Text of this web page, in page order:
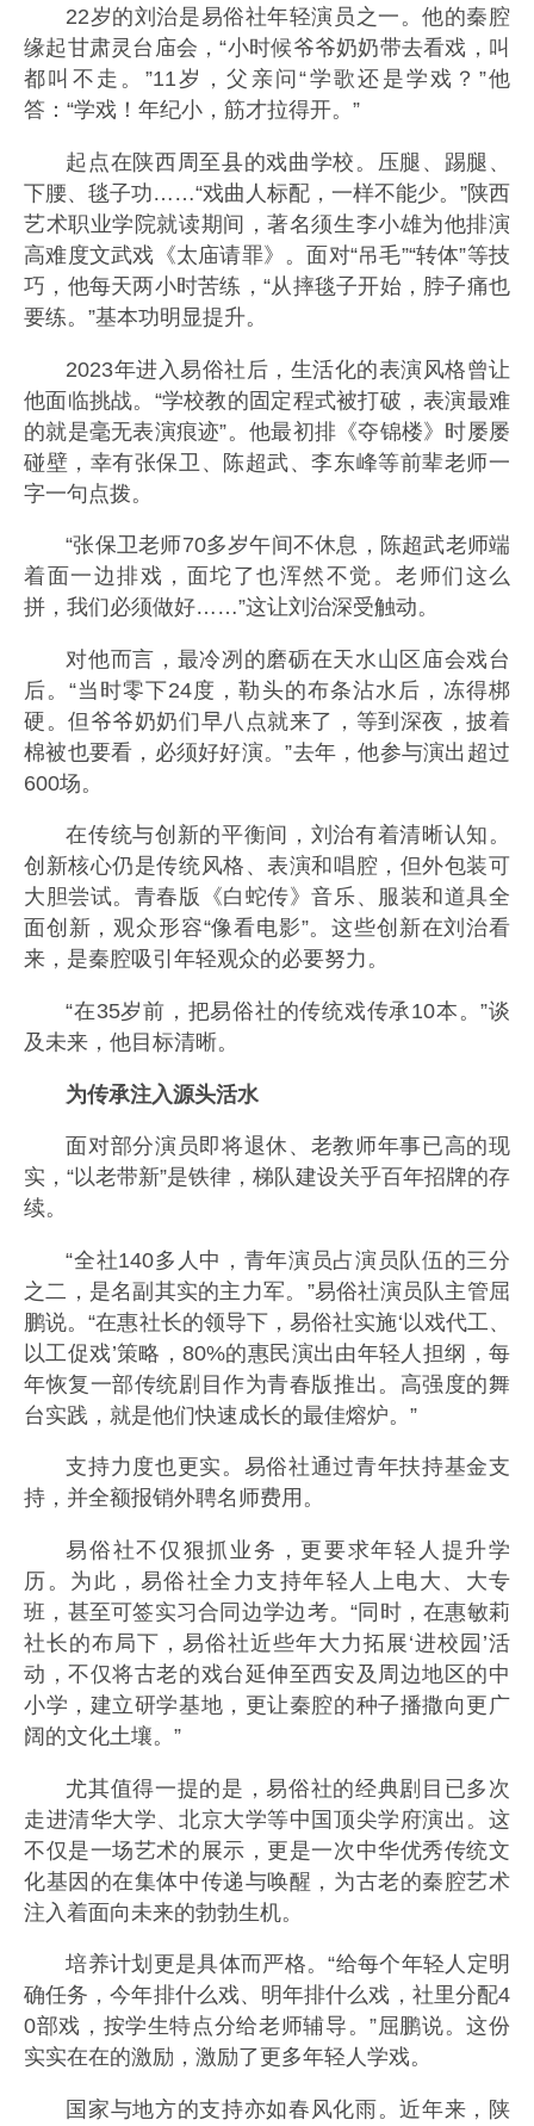
22岁的刘治是易俗社年轻演员之一。他的秦腔
缘起甘肃灵台庙会，“小时候爷爷奶奶带去看戏，叫
都叫不走。”11岁，父亲问“学歌还是学戏？”他
答：“学戏！年纪小，筋才拉得开。”
起点在陕西周至县的戏曲学校。压腿、踢腿、
下腰、毯子功……“戏曲人标配，一样不能少。”陕西
艺术职业学院就读期间，著名须生李小雄为他排演
高难度文武戏《太庙请罪》。面对“吊毛”“转体”等技
巧，他每天两小时苦练，“从摔毯子开始，脖子痛也
要练。”基本功明显提升。
2023年进入易俗社后，生活化的表演风格曾让
他面临挑战。“学校教的固定程式被打破，表演最难
的就是毫无表演痕迹”。他最初排《夺锦楼》时屡屡
碰壁，幸有张保卫、陈超武、李东峰等前辈老师一
字一句点拨。
“张保卫老师70多岁午间不休息，陈超武老师端
着面一边排戏，面坨了也浑然不觉。老师们这么
拼，我们必须做好……”这让刘治深受触动。
对他而言，最冷冽的磨砺在天水山区庙会戏台
后。“当时零下24度，勒头的布条沾水后，冻得梆
硬。但爷爷奶奶们早八点就来了，等到深夜，披着
棉被也要看，必须好好演。”去年，他参与演出超过
600场。
在传统与创新的平衡间，刘治有着清晰认知。
创新核心仍是传统风格、表演和唱腔，但外包装可
大胆尝试。青春版《白蛇传》音乐、服装和道具全
面创新，观众形容“像看电影”。这些创新在刘治看
来，是秦腔吸引年轻观众的必要努力。
“在35岁前，把易俗社的传统戏传承10本。”谈
及未来，他目标清晰。
为传承注入源头活水
面对部分演员即将退休、老教师年事已高的现
实，“以老带新”是铁律，梯队建设关乎百年招牌的存
续。
“全社140多人中，青年演员占演员队伍的三分
之二，是名副其实的主力军。”易俗社演员队主管屈
鹏说。“在惠社长的领导下，易俗社实施‘以戏代工、
以工促戏’策略，80%的惠民演出由年轻人担纲，每
年恢复一部传统剧目作为青春版推出。高强度的舞
台实践，就是他们快速成长的最佳熔炉。”
支持力度也更实。易俗社通过青年扶持基金支
持，并全额报销外聘名师费用。
易俗社不仅狠抓业务，更要求年轻人提升学
历。为此，易俗社全力支持年轻人上电大、大专
班，甚至可签实习合同边学边考。“同时，在惠敏莉
社长的布局下，易俗社近些年大力拓展‘进校园’活
动，不仅将古老的戏台延伸至西安及周边地区的中
小学，建立研学基地，更让秦腔的种子播撒向更广
阔的文化土壤。”
尤其值得一提的是，易俗社的经典剧目已多次
走进清华大学、北京大学等中国顶尖学府演出。这
不仅是一场艺术的展示，更是一次中华优秀传统文
化基因的在集体中传递与唤醒，为古老的秦腔艺术
注入着面向未来的勃勃生机。
培养计划更是具体而严格。“给每个年轻人定明
确任务，今年排什么戏、明年排什么戏，社里分配4
0部戏，按学生特点分给老师辅导。”屈鹏说。这份
实实在在的激励，激励了更多年轻人学戏。
国家与地方的支持亦如春风化雨。近年来，陕